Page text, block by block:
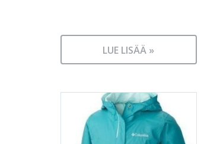
LUE LISÄÄ »